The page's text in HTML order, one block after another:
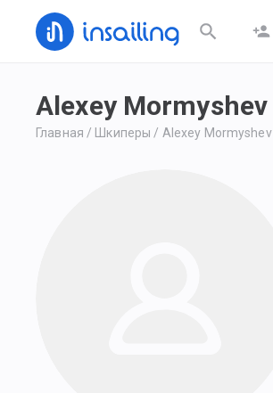
Alexey Mormyshev
Главная / Шкиперы / Alexey Mormyshev